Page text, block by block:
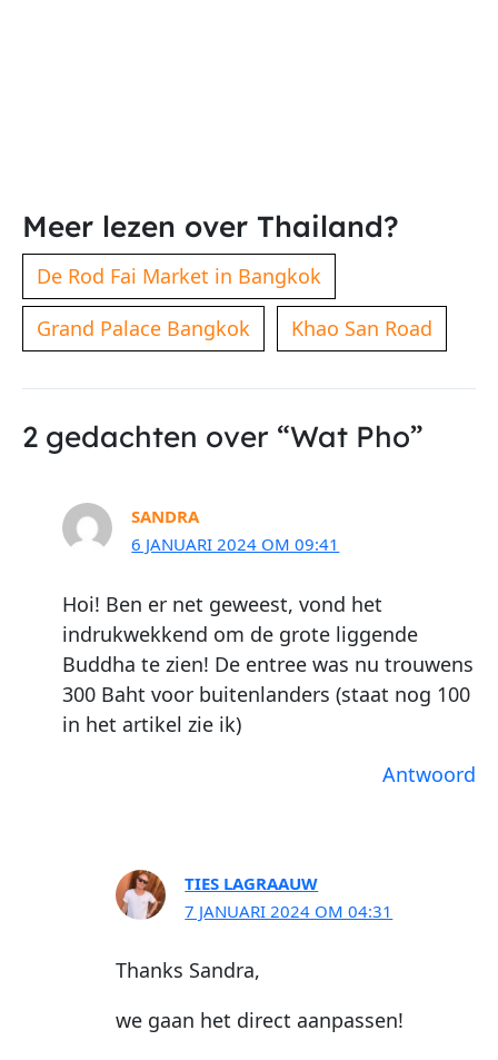
Meer lezen over Thailand?
De Rod Fai Market in Bangkok
Grand Palace Bangkok
Khao San Road
2 gedachten over “Wat Pho”
SANDRA
6 JANUARI 2024 OM 09:41
Hoi! Ben er net geweest, vond het
indrukwekkend om de grote liggende
Buddha te zien! De entree was nu trouwens
300 Baht voor buitenlanders (staat nog 100
in het artikel zie ik)
Antwoord
TIES LAGRAAUW
7 JANUARI 2024 OM 04:31
Thanks Sandra,
we gaan het direct aanpassen!